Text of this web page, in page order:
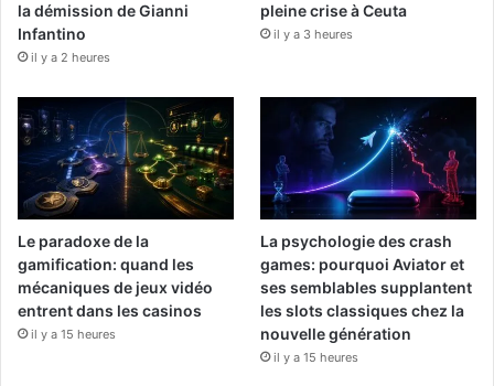
la démission de Gianni
Infantino
il y a 2 heures
pleine crise à Ceuta
il y a 3 heures
Le paradoxe de la
gamification: quand les
mécaniques de jeux vidéo
entrent dans les casinos
il y a 15 heures
La psychologie des crash
games: pourquoi Aviator et
ses semblables supplantent
les slots classiques chez la
nouvelle génération
il y a 15 heures